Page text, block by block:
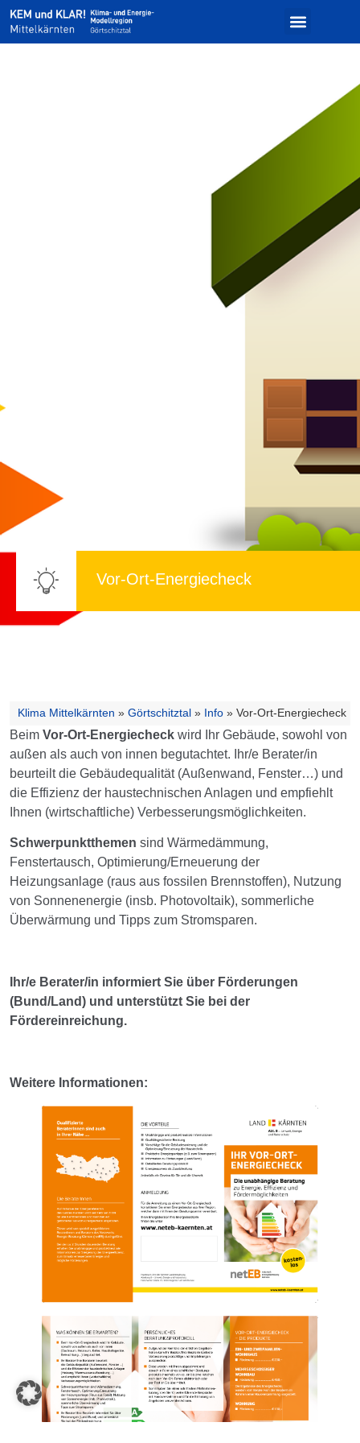
Vor-Ort-Energiecheck
Klima Mittelkärnten » Görtschitztal » Info » Vor-Ort-Energiecheck
Beim Vor-Ort-Energiecheck wird Ihr Gebäude, sowohl von
außen als auch von innen begutachtet. Ihr/e Berater/in
beurteilt die Gebäudequalität (Außenwand, Fenster…) und
die Effizienz der haustechnischen Anlagen und empfiehlt
Ihnen (wirtschaftliche) Verbesserungsmöglichkeiten.
Schwerpunktthemen sind Wärmedämmung,
Fenstertausch, Optimierung/Erneuerung der
Heizungsanlage (raus aus fossilen Brennstoffen), Nutzung
von Sonnenenergie (insb. Photovoltaik), sommerliche
Überwärmung und Tipps zum Stromsparen.
Ihr/e Berater/in informiert Sie über Förderungen
(Bund/Land) und unterstützt Sie bei der
Fördereinreichung.
Weitere Informationen: